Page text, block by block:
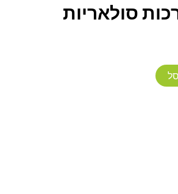
סולאריות